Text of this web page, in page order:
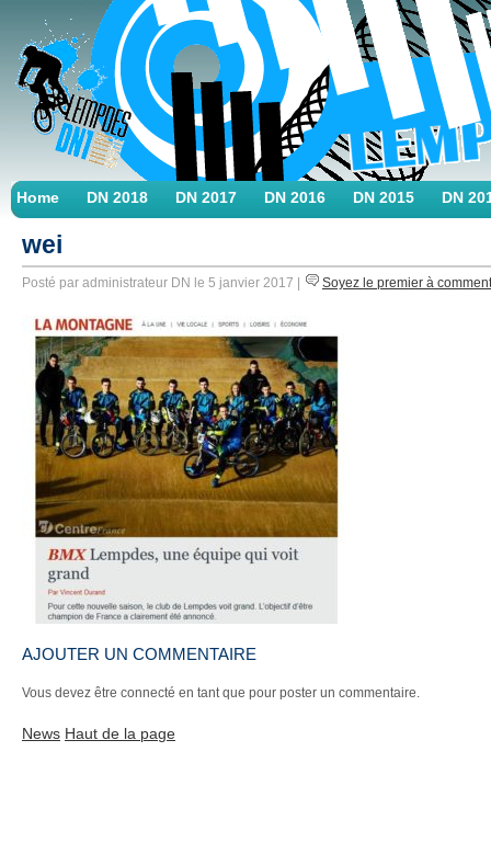
Home DN 2018 DN 2017 DN 2016 DN 2015 DN
wei
Posté par administrateur DN le 5 janvier 2017 | Soyez le premier à
AJOUTER UN COMMENTAIRE
Vous devez être connecté en tant que pour poster un commentaire.
News Haut de la page